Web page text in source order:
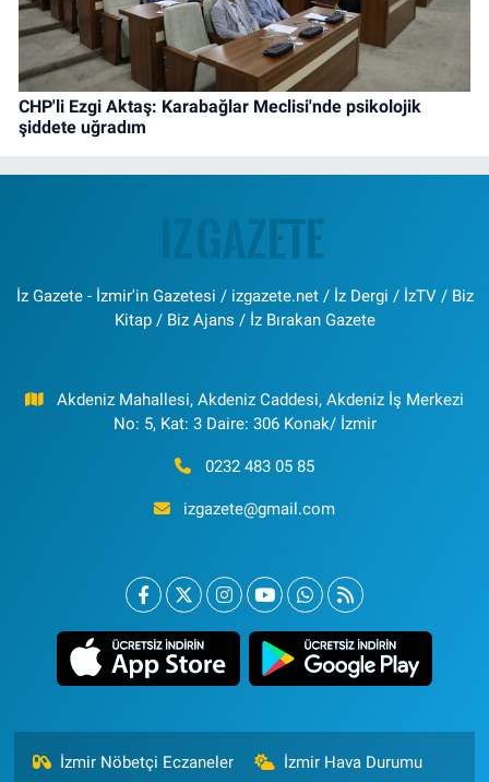
CHP'li Ezgi Aktaş: Karabağlar Meclisi'nde psikolojik
şiddete uğradım
İz Gazete - İzmir'in Gazetesi / izgazete.net / İz Dergi / İzTV / Biz
Kitap / Biz Ajans / İz Bırakan Gazete
Akdeniz Mahallesi, Akdeniz Caddesi, Akdeniz İş Merkezi
No: 5, Kat: 3 Daire: 306 Konak/ İzmir
0232 483 05 85
izgazete@gmail.com
İzmir Nöbetçi Eczaneler İzmir Hava Durumu